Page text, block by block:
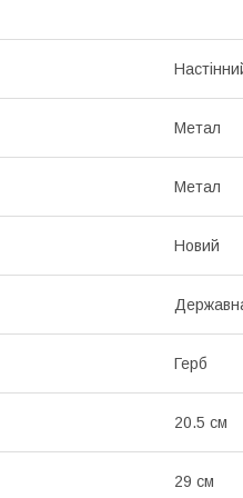
Метал
Метал
Новий
Герб
20.5 см
29 см